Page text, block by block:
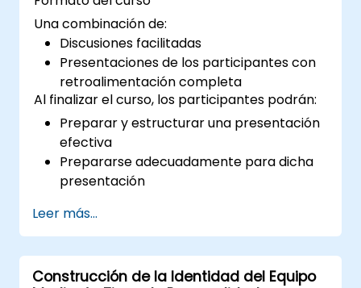
Una combinación de:
Discusiones facilitadas
Presentaciones de los participantes con
retroalimentación completa
Al finalizar el curso, los participantes podrán:
Preparar y estructurar una presentación
efectiva
Prepararse adecuadamente para dicha
presentación
Utilizar diversos apoyos visuales que un
expositor puede elegir emplear para
crear una presentación estimulante
Gestionar los diferentes tipos de
Leer más...
Construcción de la Identidad del Equipo